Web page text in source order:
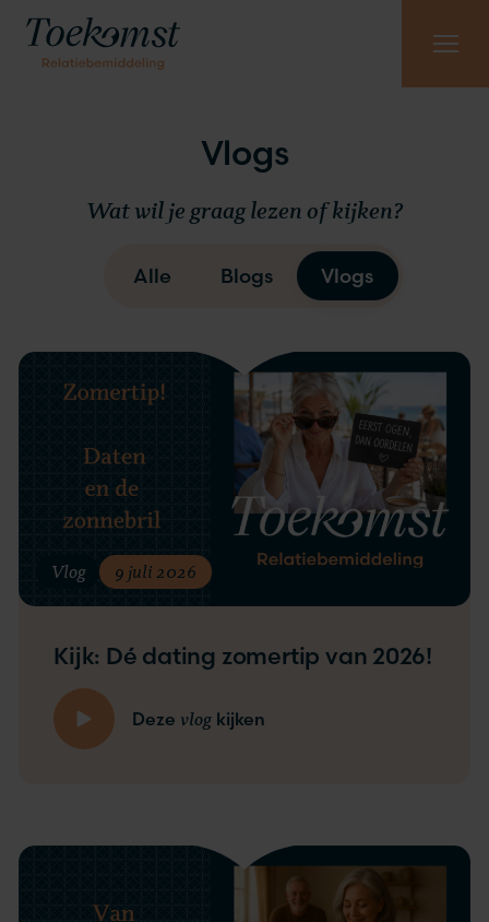
Meest gestelde vragen
Vraag gratis kennismaking aan
085 - 130 6965
Vlogs
Wat wil je graag lezen of kijken?
Alle Blogs Vlogs
Vlog 9 juli 2026
Kijk: Dé dating zomertip van 2026!
Deze vlog kijken